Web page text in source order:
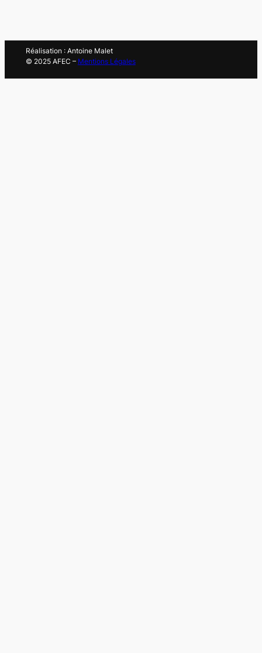
Réalisation : Antoine Malet
© 2025 AFEC – Mentions Légales